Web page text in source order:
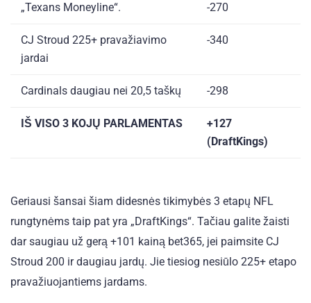
„Texans Moneyline“. -270
CJ Stroud 225+ pravažiavimo
jardai
-340
Cardinals daugiau nei 20,5 taškų -298
IŠ VISO 3 KOJŲ PARLAMENTAS
+127
(DraftKings)
Geriausi šansai šiam didesnės tikimybės 3 etapų NFL
rungtynėms taip pat yra „DraftKings“. Tačiau galite žaisti
dar saugiau už gerą +101 kainą bet365, jei paimsite CJ
Stroud 200 ir daugiau jardų. Jie tiesiog nesiūlo 225+ etapo
pravažiuojantiems jardams.